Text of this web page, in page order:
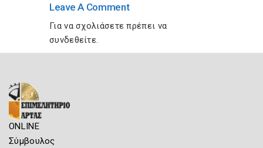
Leave A Comment
Για να σχολιάσετε πρέπει να
συνδεθείτε.
ONLINE
Σύμβουλος